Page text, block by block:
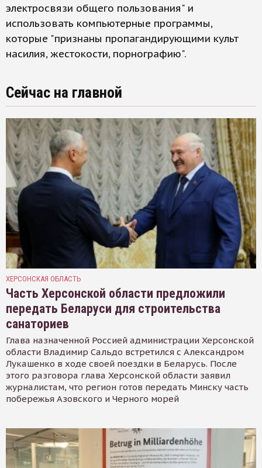
электросвязи общего пользования" и
использовать компьютерные программы,
которые "признаны пропагандирующими культ
насилия, жестокости, порнографию".
Сейчас на главной
ХЕРСОНСКАЯ ОБЛАСТЬ
Часть Херсонской области предложили
передать Беларуси для строительства
санаториев
Глава назначенной Россией администрации Херсонской
области Владимир Сальдо встретился с Александром
Лукашенко в ходе своей поездки в Беларусь. После
этого разговора глава Херсонской области заявил
журналистам, что регион готов передать Минску часть
побережья Азовского и Черного морей